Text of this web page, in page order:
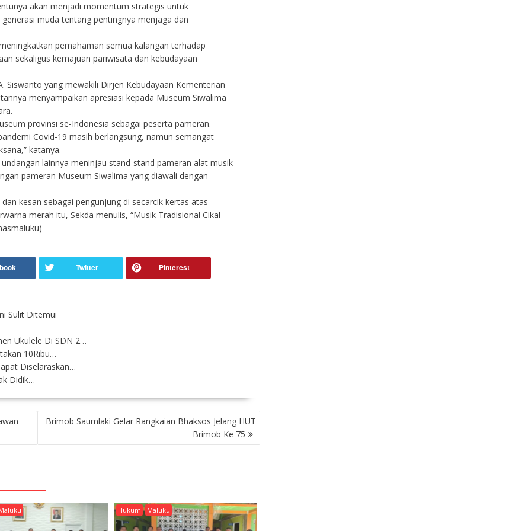
akan menjadi momentum strategis untuk
muda tentang pentingnya menjaga dan
pemahaman semua kalangan terhadap
sekaligus kemajuan pariwisata dan kebudayaan
Siswanto yang mewakili Dirjen Kebudayaan Kementerian
menyampaikan apresiasi kepada Museum Siwalima
provinsi se-Indonesia sebagai peserta pameran.
Covid-19 masih berlangsung, namun semangat
katanya.
lainnya meninjau stand-stand pameran alat musik
pameran Museum Siwalima yang diawali dengan
kesan sebagai pengunjung di secarcik kertas atas
merah itu, Sekda menulis, “Musik Tradisional Cikal
Sulit Ditemui
Ukulele Di SDN 2…
10Ribu…
Diselaraskan…
Didik…
Brimob Saumlaki Gelar Rangkaian Bhaksos Jelang HUT
Brimob Ke 75
Hukum Maluku